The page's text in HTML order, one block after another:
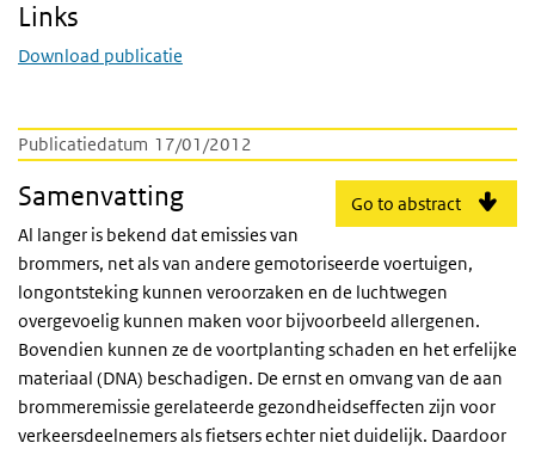
Publicatiedatum 17/01/2012
Go to abstract
Samenvatting
Al langer is bekend dat emissies van
brommers, net als van andere gemotoriseerde voertuigen,
longontsteking kunnen veroorzaken en de luchtwegen
overgevoelig kunnen maken voor bijvoorbeeld allergenen.
Bovendien kunnen ze de voortplanting schaden en het erfelijke
materiaal (DNA) beschadigen. De ernst en omvang van de aan
brommeremissie gerelateerde gezondheidseffecten zijn voor
verkeersdeelnemers als fietsers echter niet duidelijk. Daardoor
Links
Download publicatie